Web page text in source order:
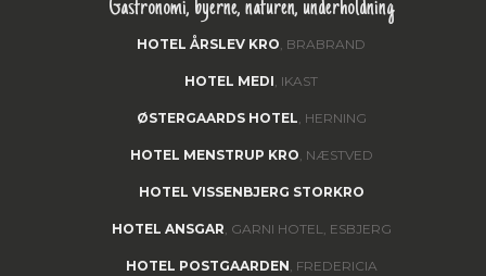
Gastronomi, byerne, naturen, underholdning
HOTEL ÅRSLEV KRO, BRABRAND
HOTEL MEDI, IKAST
ØSTERGAARDS HOTEL, HERNING
HOTEL MENSTRUP KRO, NÆSTVED
HOTEL VISSENBJERG STORKRO
HOTEL ANSGAR, GARNI HOTEL, ESBJERG
HOTEL POSTGAARDEN, FREDERICIA